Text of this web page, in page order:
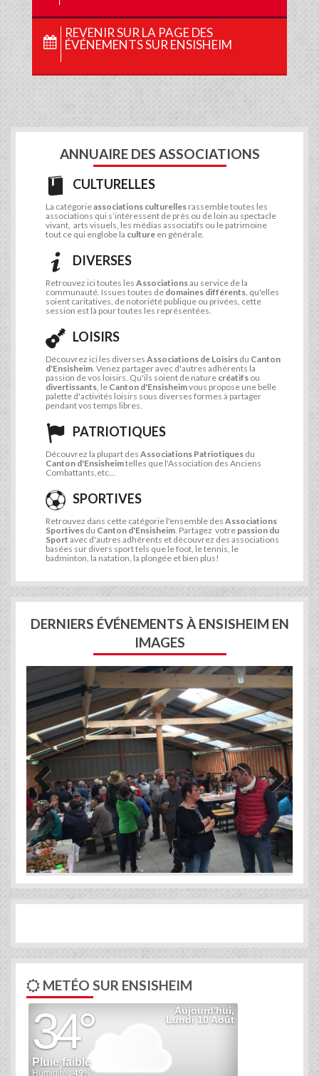
REVENIR SUR LA PAGE DES
ÉVÉNEMENTS SUR ENSISHEIM
ANNUAIRE DES ASSOCIATIONS
CULTURELLES
La catégorieassociations culturelles rassemble toutes les
associations qui s’intéressent de près ou de loin au spectacle
vivant, arts visuels, les médias associatifs ou le patrimoine
tout ce qui englobe la culture en générale.
DIVERSES
Retrouvez ici toutes les Associationsau service de la
communauté. Issues toutes de domaines différents, qu'elles
soient caritatives, de notoriété publique ou privées, cette
session est là pour toutes les représentées.
LOISIRS
Découvrez ici les diverses Associations de Loisirs du Canton
d'Ensisheim. Venez partager avec d'autres adhérents la
passion de vos loisirs. Qu'ils soient de nature créatifs ou
divertissants, le Canton d'Ensisheimvous propose une belle
palette d'activités loisirs sous diverses formes à partager
pendant vos temps libres.
PATRIOTIQUES
Découvrez la plupart des Associations Patriotiques du
Canton d'Ensisheimtelles que l'Association des Anciens
Combattants,etc...
SPORTIVES
Retrouvez dans cette catégorie l'ensemble des Associations
Sportives du Canton d'Ensisheim. Partagez votre passion du
Sport avec d'autres adhérents et découvrez des associations
basées sur divers sport tels que le foot, le tennis, le
badminton, la natation, la plongée et bien plus!
DERNIERS ÉVÉNEMENTS À ENSISHEIM EN
IMAGES
Previous Next
METÉO SUR ENSISHEIM